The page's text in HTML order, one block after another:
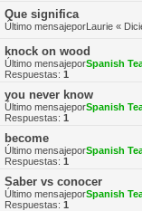
Que significa
Último mensajeporLaurie «
knock on wood
Último mensajeporSpanish
Respuestas: 1
you never know
Último mensajeporSpanish
Respuestas: 1
become
Último mensajeporSpanish
Respuestas: 1
Saber vs conocer
Último mensajeporSpanish
Respuestas: 1